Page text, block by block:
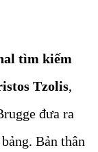
tìm kiếm
Tzolis,
đưa ra
Bản thân